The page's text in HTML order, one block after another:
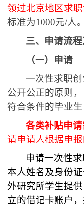
领过北京地区求职
标准为1000元/人。
三、申请流
（一）申请
一次性求职创
公开公正的原则
符合条件的毕业生
各类补贴申
请申请人根据申报
申请一次性
本人姓名及身份
外研究所学生提
立的借记卡账户